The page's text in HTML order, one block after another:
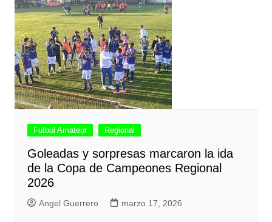
Futbol Amateur Regional
Goleadas y sorpresas marcaron la ida
de la Copa de Campeones Regional
2026
Angel Guerrero marzo 17, 2026